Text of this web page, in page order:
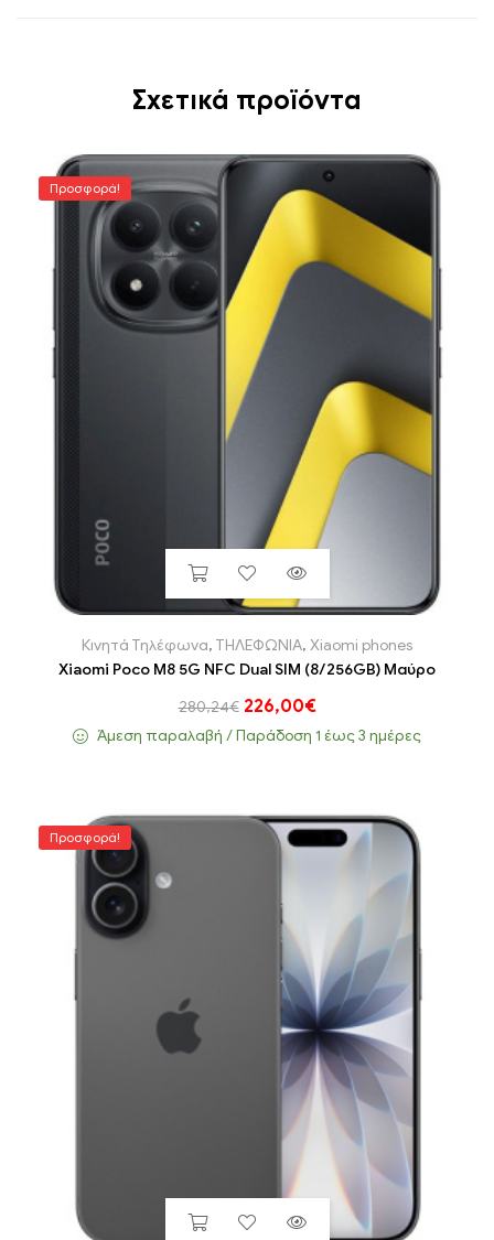
Σχετικά προϊόντα
Προσφορά!
Κινητά Τηλέφωνα, ΤΗΛΕΦΩΝΙΑ, Xiaomi phones
Xiaomi Poco M8 5G NFC Dual SIM (8/256GB) Μαύρο
280,24€ 226,00€
Άμεση παραλαβή / Παράδoση 1 έως 3 ημέρες
Προσφορά!